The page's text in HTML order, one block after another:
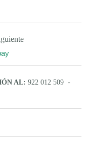
AL:922 012 509 -